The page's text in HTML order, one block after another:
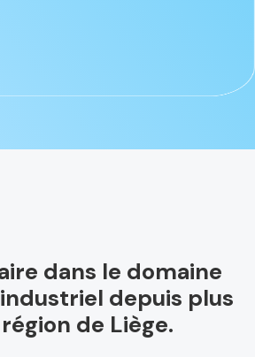
dans le domaine
depuis plus
de Liège.